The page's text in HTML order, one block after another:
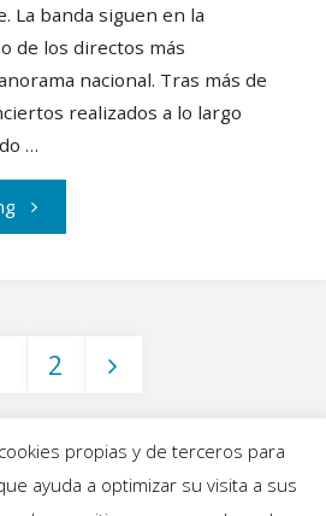
La banda siguen en la
de los directos más
nacional. Tras más de
realizados a lo largo
…
"Joven
2
propias y de terceros para
ayuda a optimizar su visita a sus